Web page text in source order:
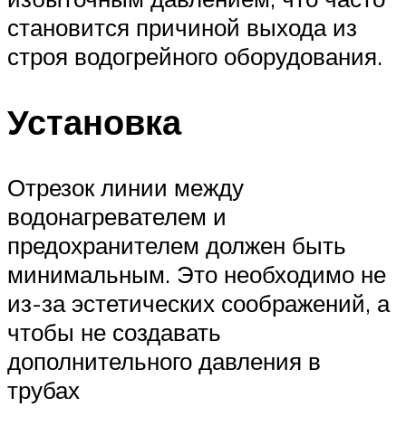
становится причиной выхода из
строя водогрейного оборудования.
Установка
Отрезок линии между
водонагревателем и
предохранителем должен быть
минимальным. Это необходимо не
из-за эстетических соображений, а
чтобы не создавать
дополнительного давления в
трубах